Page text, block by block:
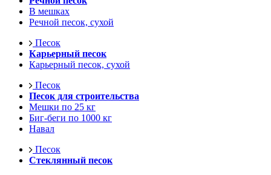
В мешках
Речной песок, сухой
Песок
Карьерный песок
Карьерный песок, сухой
Песок
Песок для строительства
Мешки по 25 кг
Биг-беги по 1000 кг
Навал
Песок
Стеклянный песок